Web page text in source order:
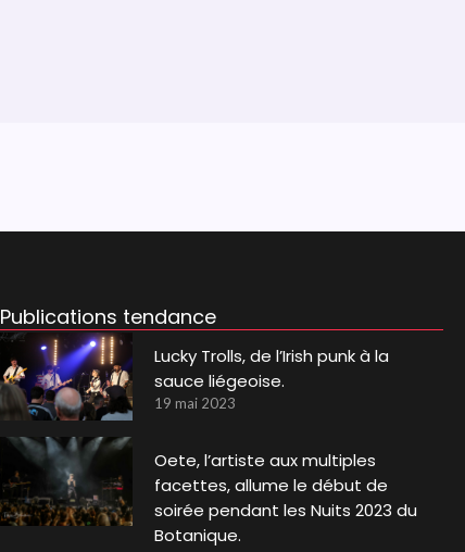
Publications tendance
Lucky Trolls, de l’Irish punk à la
sauce liégeoise.
19 mai 2023
Oete, l’artiste aux multiples
facettes, allume le début de
soirée pendant les Nuits 2023 du
Botanique.